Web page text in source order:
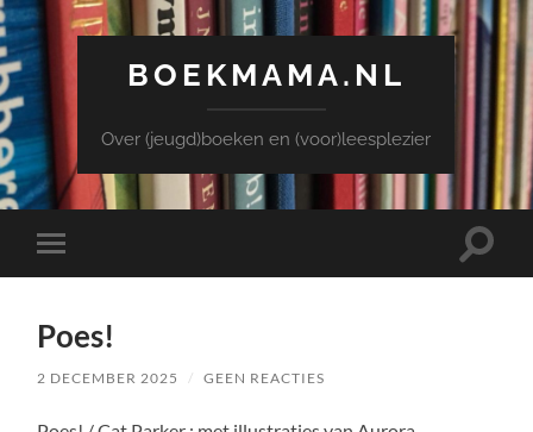
BOEKMAMA.NL
Over (jeugd)boeken en (voor)leesplezier
Toggle
mobiel
Toggle
Poes!
2 DECEMBER 2025 / GEEN REACTIES